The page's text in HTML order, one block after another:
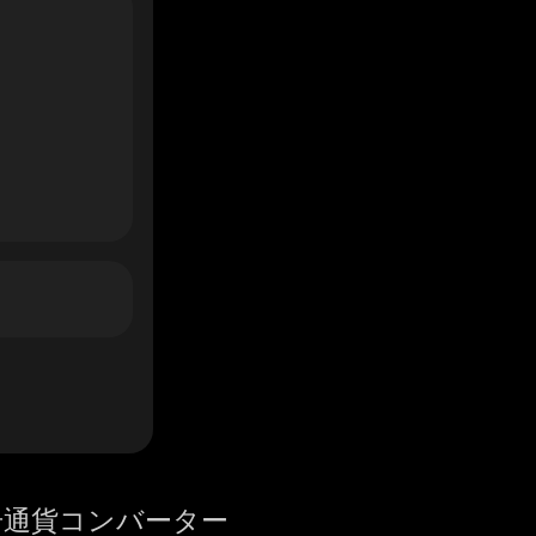
貨コンバーター